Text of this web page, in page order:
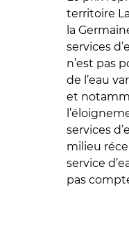
territoire
la
services
n’est pas
de l’eau
et
services
milieu
service
pas